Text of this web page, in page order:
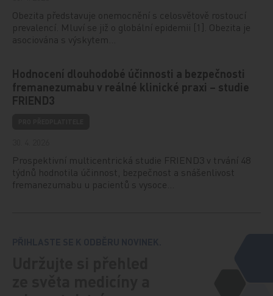
Obezita představuje onemocnění s celosvětově rostoucí
prevalencí. Mluví se již o globální epidemii [1]. Obezita je
asociována s výskytem…
Hodnocení dlouhodobé účinnosti a bezpečnosti
fremanezumabu v reálné klinické praxi – studie
FRIEND3
Prospektivní multicentrická studie FRIEND3 v trvání 48
týdnů hodnotila účinnost, bezpečnost a snášenlivost
fremanezumabu u pacientů s vysoce…